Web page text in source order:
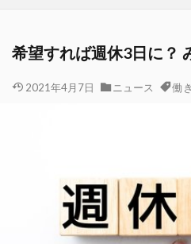
希望すれば週休3日に？
2021年4月7日 ニュース 働